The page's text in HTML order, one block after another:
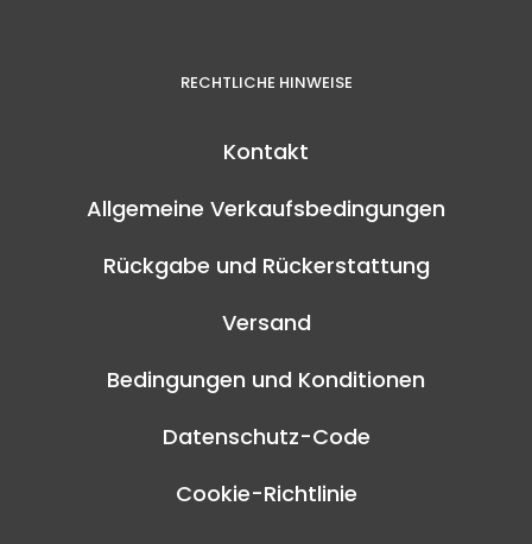
RECHTLICHE HINWEISE
Kontakt
Allgemeine Verkaufsbedingungen
Rückgabe und Rückerstattung
Versand
Bedingungen und Konditionen
Datenschutz-Code
Cookie-Richtlinie